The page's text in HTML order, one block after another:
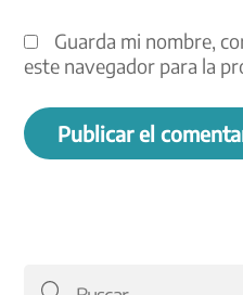
Guarda mi nombre,
este navegador para la